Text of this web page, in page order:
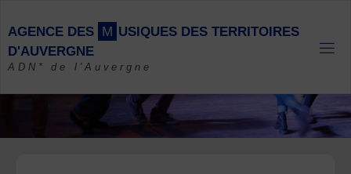
content
AGENCE DES M USIQUES DES TERRITOIRES
D'AUVERGNE
ADN* de l'Auvergne